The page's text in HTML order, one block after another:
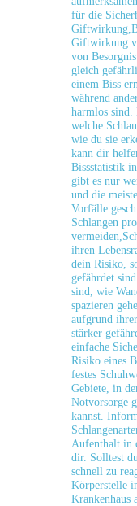
für‌ die
Giftwirkung
von
gleich
einem ⁣Biss
während
harmlos⁤ sind.
welche
wie du sie
kann dir⁣
Bissstatistik
gibt ⁢es nur
und die
⁤Vorfälle
Schlangen
ihren
dein Risiko,
⁤gefährdet​
sind, wie
spazieren​
aufgrund
stärker
einfache
⁣Risiko eines
festes
Gebiete, in
Notvorsorge
kannst.
Aufenthalt ⁣in
dir. Solltest
schnell zu
Körperstelle
Krankenhaus